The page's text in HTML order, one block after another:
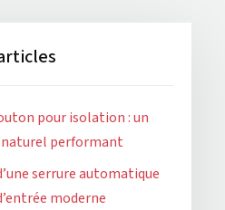
pour isolation : un
performant
serrure automatique
moderne